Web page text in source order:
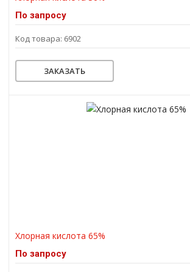
По запросу
Код товара: 6902
ЗАКАЗАТЬ
Хлорная кислота 65%
По запросу